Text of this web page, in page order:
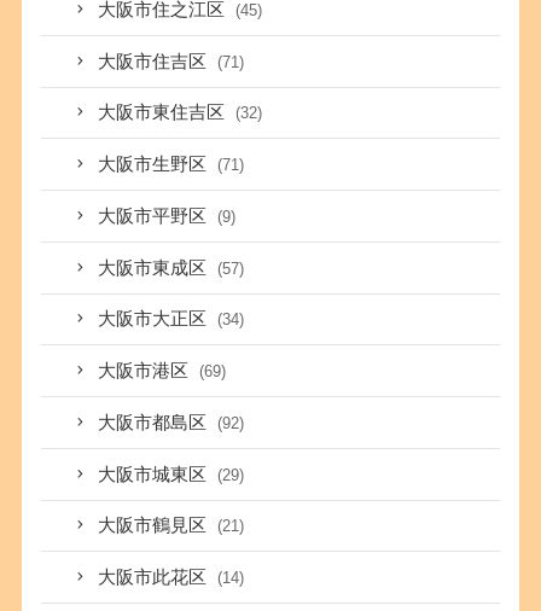
大阪市住之江区 (45)
大阪市住吉区 (71)
大阪市東住吉区 (32)
大阪市生野区 (71)
大阪市平野区 (9)
大阪市東成区 (57)
大阪市大正区 (34)
大阪市港区 (69)
大阪市都島区 (92)
大阪市城東区 (29)
大阪市鶴見区 (21)
大阪市此花区 (14)